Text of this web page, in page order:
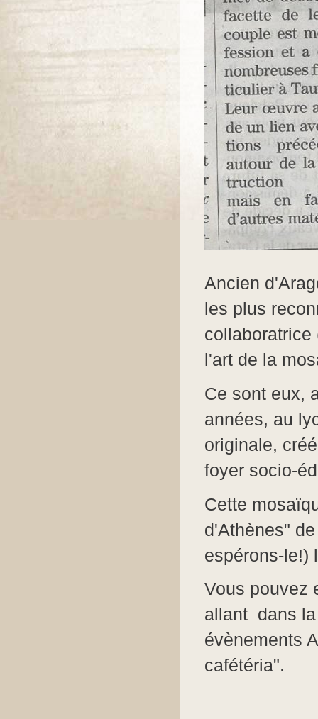
Ancien
les plus
collaboratrice
l'art de la
Ce sont eux,
années, au
originale,
foyer socio-
Cette
d'Athènes"
espérons-le!)
Vous pouvez
allant dans
évènements
cafétéria".